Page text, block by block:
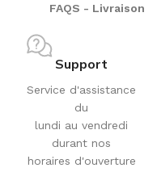
FAQS - Livraison
Support
Service d'assistance
du
lundi au vendredi
durant nos
horaires d'ouverture